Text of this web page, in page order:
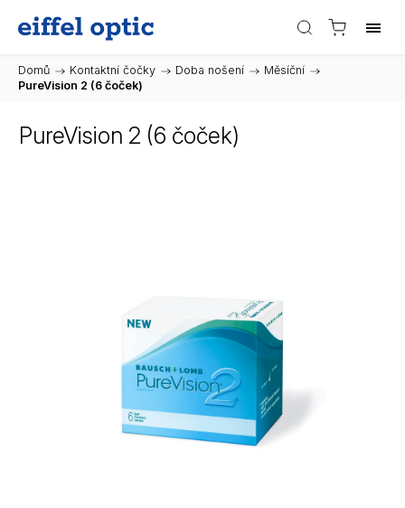
Domů / Kontaktní čočky / Doba nošení / Měsíční /
PureVision 2 (6 čoček)
PureVision 2 (6 čoček)